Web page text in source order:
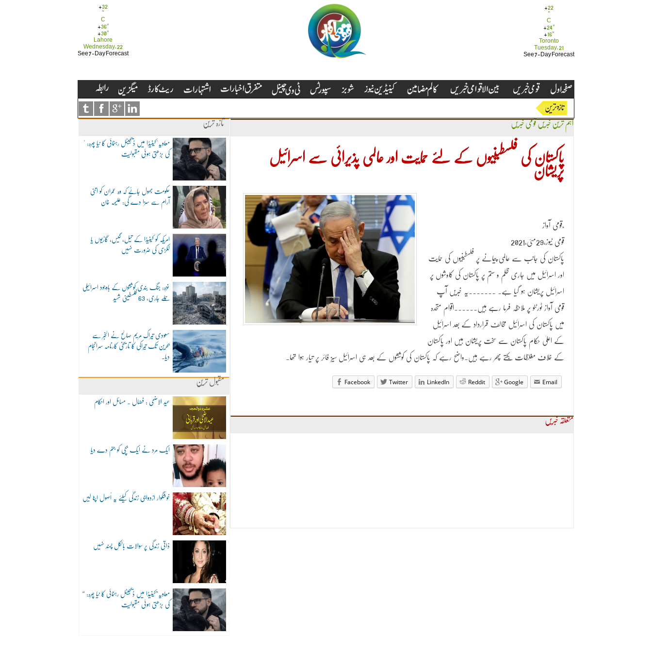
+22
°
C
+24°
+ 16°
Toronto
Tuesday, 21
See 7-Day Forecast
+32
°
C
+36°
+30°
Lahore
Wednesday, 22
See 7-Day Forecast
تازہ ترین
"معاویہ"کینیڈا میں ڈیجیٹل رہنمائی کا نیا چہرہ:
کی بڑھتی ہوئی مقبولیت
حکومت بھول جائے کہ وہ عمران کو اتنی
آرام سے سزا دے گی: علیمہ خان
امریکہ کو کینیڈا کے تیل، گیس، گاڑیوں یا
لکڑی کی ضرورت نہیں
غزہ: جنگ بندی کوششوں کے باوجود اسرائیلی
حملے جاری، 63 فلسطینی شہید
سعودی تیراک مریم صالح نے الخبر سے
بحرین تک تیراکی کا تاریخی کارنامہ سرانجام
دیا۔
مقبول ترین
عید الاضحی : فضال ۔ مسائل اور احکام
ایک مرد نے ایک بچی کو جنم دے دیا
خوشگوار ازدواجی زندگی کیلئے یہ اُصول اپنا لیں
ذاتی زندگی پر سوالات بالکل پسند نہیں
“معاویہ”کینیڈا میں ڈیجیٹل رہنمائی کا نیا چہرہ:
کی بڑھتی ہوئی مقبولیت
اہم ترین خبریں قومی خبریں
پاکستان کی فلسطینیوں کے لئے حمایت اور عالمی پذیرائی سے اسرائیل
پریشان
قومی آواز،
قومی نیوز،29مئی،2021
پاکستان کی جانب سے عالمی پیمانے پر فلسطینیوں کی حمایت
اور اسرائیل میں جاری ظلم و ستم پر پاکستان کی کاوشوں پر
اسرائیل پریشان ہو گیا ہے۔ ۔۔۔۔۔۔۔یہ خبریں آپ
قومی آواز ٹورنٹو پر ملاحظہ فرما رہے ہیں۔۔۔۔۔۔اقوام متحدہ
میں پاکستان کی اسرائیل مخالف قرارداد کے بعد اسرائیل
کے اعلیٰ حکام پاکستان سے سخت پریشان ہیں اور پاکستان
کے خلاف مغلظات بکتے پھر رہے ہیں۔واضح رہے کہ پاکستان کی کوششوں کے بعد ہی اسرائیل سیز فائر پر تیار ہوا تھا۔
Facebook Twitter LinkedIn Reddit Google Email
متعلقہ خبریں